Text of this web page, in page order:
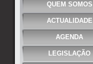
QUEM SOMOS
ACTUALIDADE
AGENDA
LEGISLAÇÃO